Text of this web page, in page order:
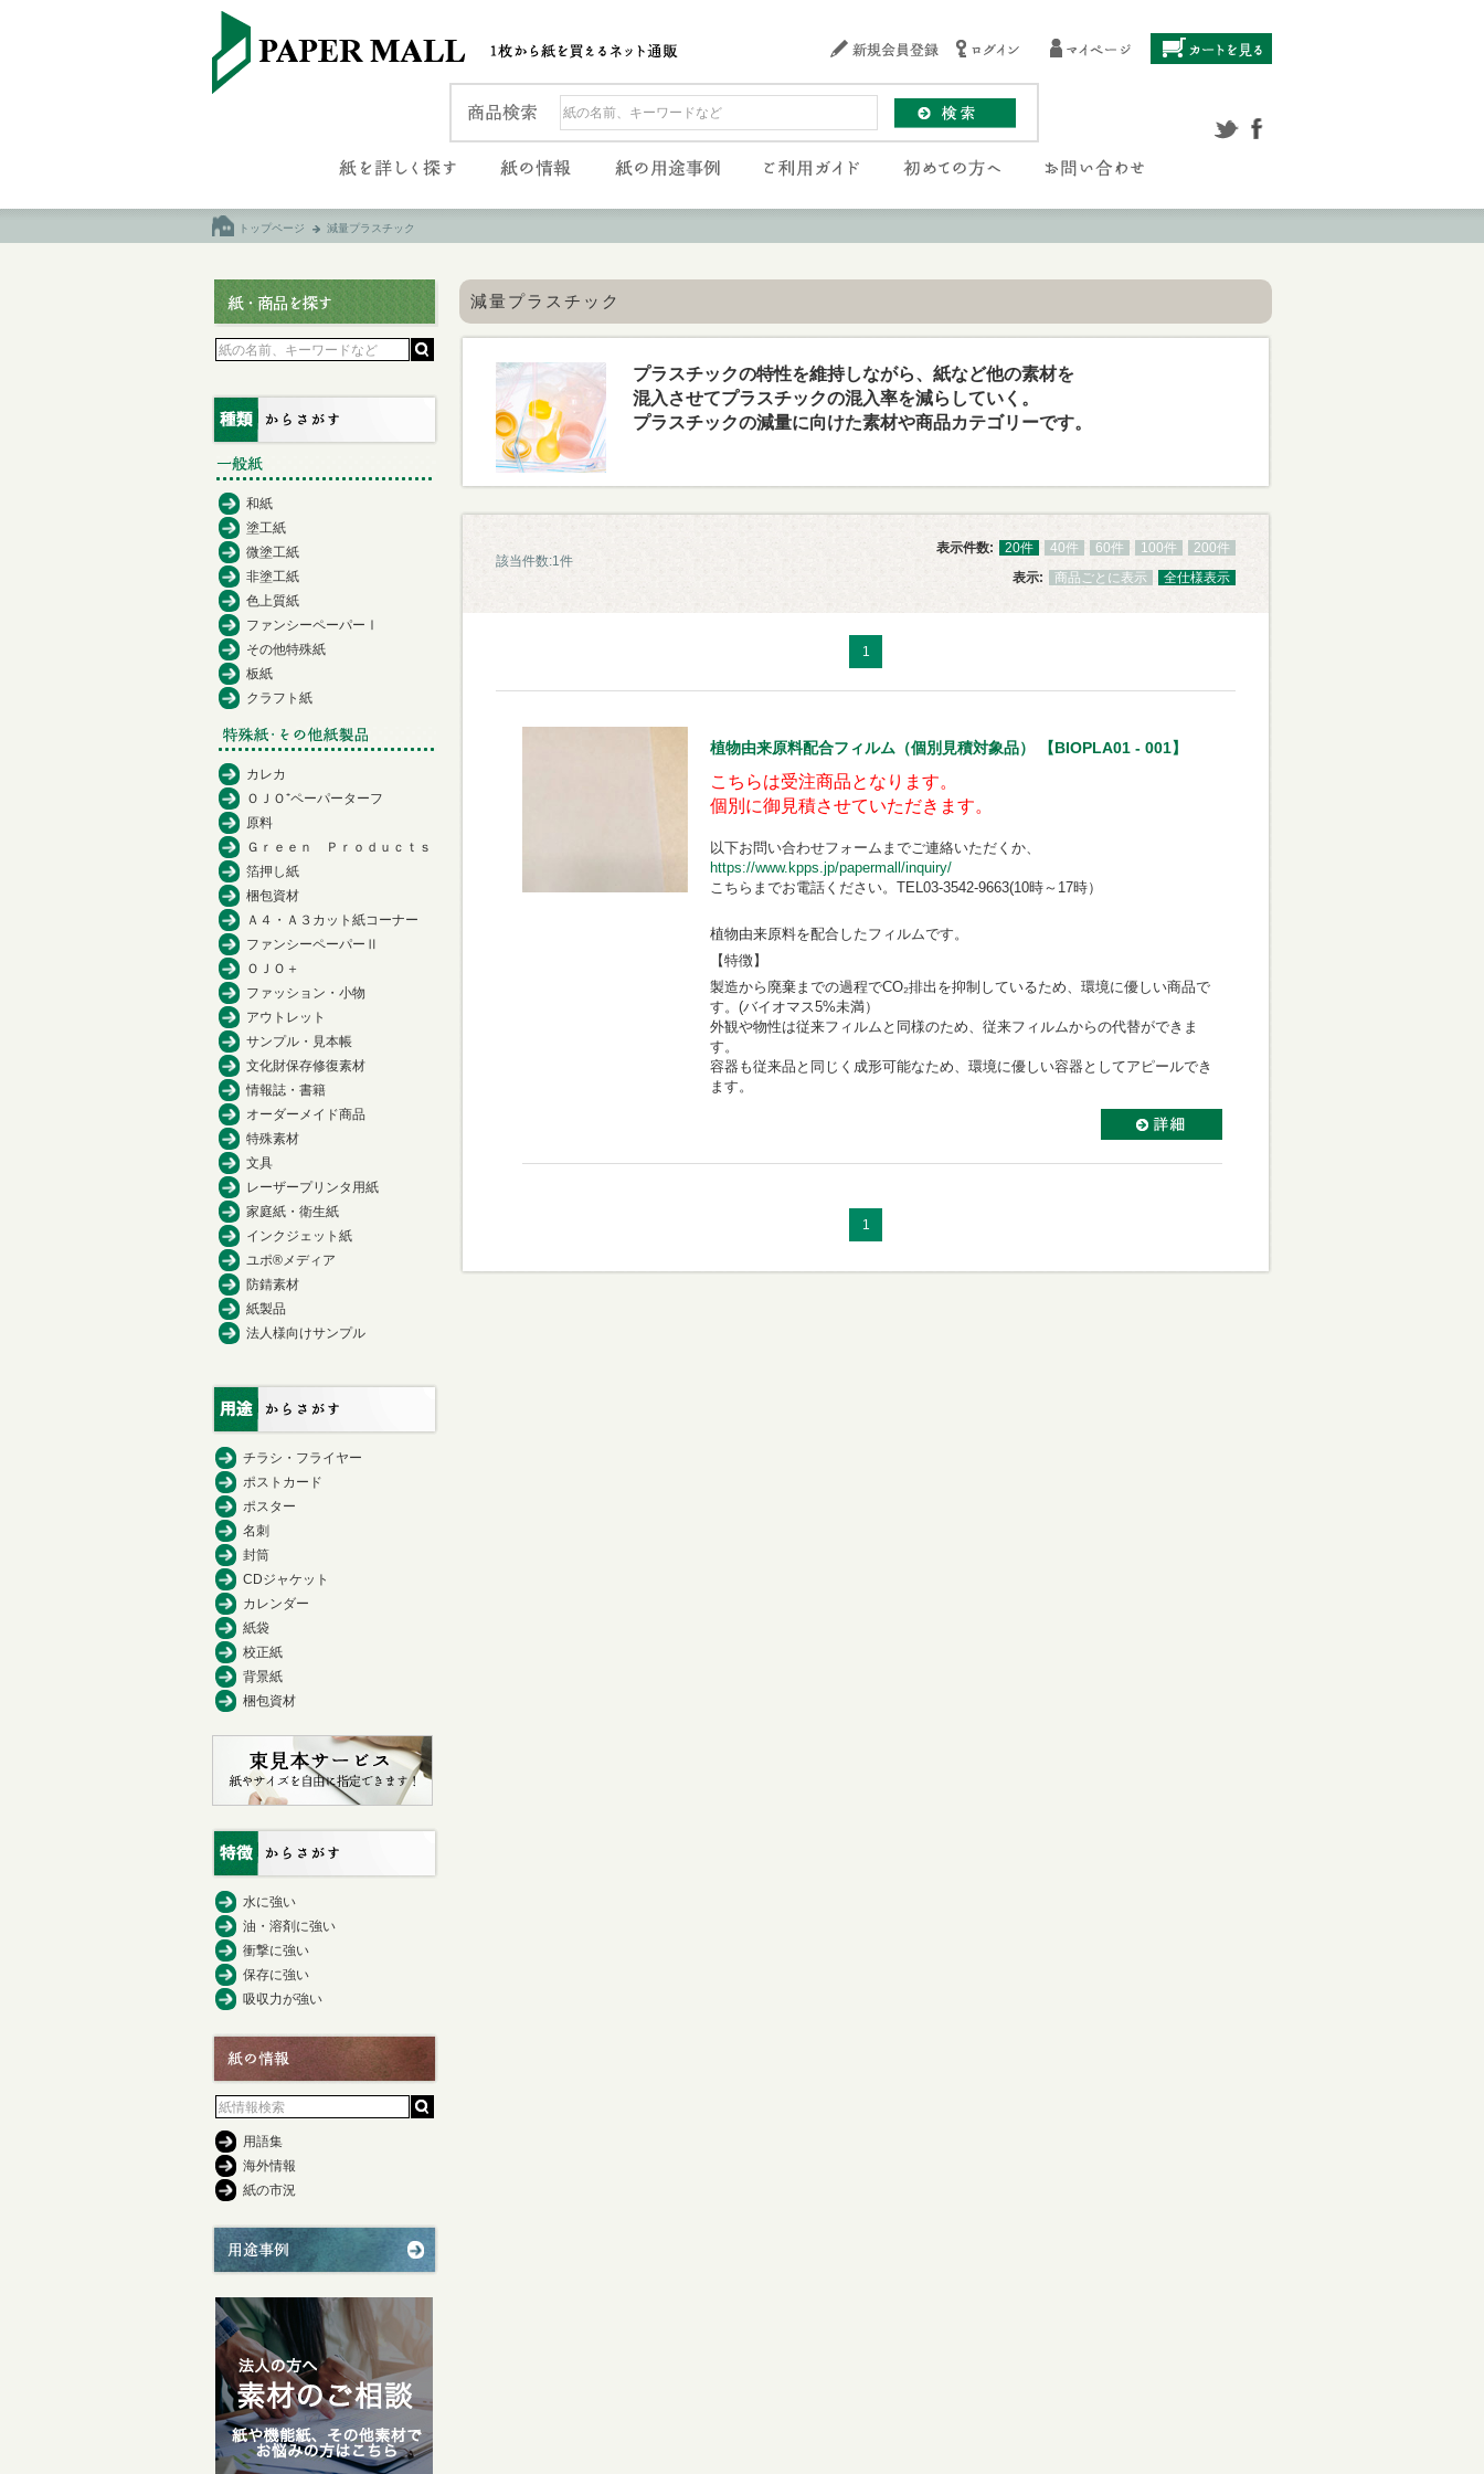
トップページ 減量プラスチック
減量プラスチック
プラスチックの特性を維持しながら、紙など他の素材を
混入させてプラスチックの混入率を減らしていく。
プラスチックの減量に向けた素材や商品カテゴリーです。
該当件数:1件
表示件数: 20件 40件 60件 100件
200件
表示:
商品ごとに表示 全仕様表示
1
植物由来原料配合フィルム（個別見積対象品） 【BIOPLA01 - 001】
こちらは受注商品となります。
個別に御見積させていただきます。
以下お問い合わせフォームまでご連絡いただくか、
https://www.kpps.jp/papermall/inquiry/
こちらまでお電話ください。TEL03-3542-9663(10時～17時）
植物由来原料を配合したフィルムです。
【特徴】
製造から廃棄までの過程でCO₂排出を抑制しているため、環境に優しい商品で
す。(バイオマス5%未満）
外観や物性は従来フィルムと同様のため、従来フィルムからの代替ができま
す。
容器も従来品と同じく成形可能なため、環境に優しい容器としてアピールでき
ます。
1
和紙
塗工紙
微塗工紙
非塗工紙
色上質紙
ファンシーペーパーⅠ
その他特殊紙
板紙
クラフト紙
カレカ
ＯＪＯ⁺ペーパーターフ
原料
Ｇｒｅｅｎ Ｐｒｏｄｕｃｔｓ
箔押し紙
梱包資材
Ａ４・Ａ３カット紙コーナー
ファンシーペーパーⅡ
ＯＪＯ＋
ファッション・小物
アウトレット
サンプル・見本帳
文化財保存修復素材
情報誌・書籍
オーダーメイド商品
特殊素材
文具
レーザープリンタ用紙
家庭紙・衛生紙
インクジェット紙
ユポ®メディア
防錆素材
紙製品
法人様向けサンプル
チラシ・フライヤー
ポストカード
ポスター
名刺
封筒
CDジャケット
カレンダー
紙袋
校正紙
背景紙
梱包資材
水に強い
油・溶剤に強い
衝撃に強い
保存に強い
吸収力が強い
用語集
海外情報
紙の市況